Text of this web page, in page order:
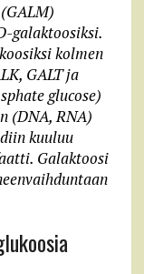
galaktoosiksi.
kolmen
GALT ja
glucose)
(DNA, RNA)
kuuluu
Galaktoosi